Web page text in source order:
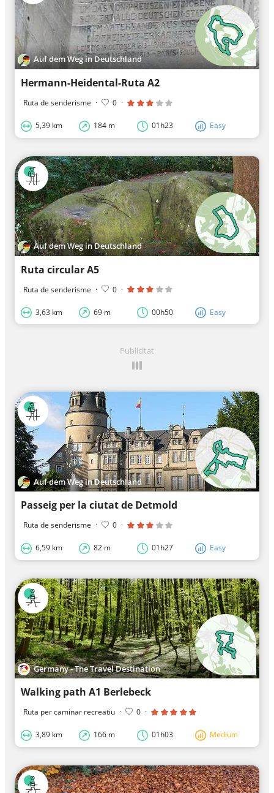
Auf dem Weg in Deutschland
Hermann-Heidental-Ruta A2
Ruta de senderisme · 0 ·
5,39 km 184 m 01h23 Easy
Auf dem Weg in Deutschland
Ruta circular A5
Ruta de senderisme · 0 ·
3,63 km 69 m 00h50 Easy
Publicitat
Auf dem Weg in Deutschland
Passeig per la ciutat de Detmold
Ruta de senderisme · 0 ·
6,59 km 82 m 01h27 Easy
Germany - The Travel Destination
Walking path A1 Berlebeck
Ruta per caminar recreatiu · 0 ·
3,89 km 166 m 01h03 Medium